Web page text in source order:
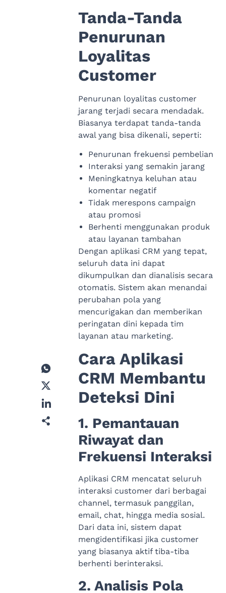
Tanda-Tanda
Penurunan
Loyalitas
Customer
Penurunan loyalitas customer
jarang terjadi secara mendadak.
Biasanya terdapat tanda-tanda
awal yang bisa dikenali, seperti:
Penurunan frekuensi pembelian
Interaksi yang semakin jarang
Meningkatnya keluhan atau
komentar negatif
Tidak merespons campaign
atau promosi
Berhenti menggunakan produk
atau layanan tambahan
Dengan aplikasi CRM yang tepat,
seluruh data ini dapat
dikumpulkan dan dianalisis secara
otomatis. Sistem akan menandai
perubahan pola yang
mencurigakan dan memberikan
peringatan dini kepada tim
layanan atau marketing.
Cara Aplikasi
CRM Membantu
Deteksi Dini
1. Pemantauan
Riwayat dan
Frekuensi Interaksi
Aplikasi CRM mencatat seluruh
interaksi customer dari berbagai
channel, termasuk panggilan,
email, chat, hingga media sosial.
Dari data ini, sistem dapat
mengidentifikasi jika customer
yang biasanya aktif tiba-tiba
berhenti berinteraksi.
2. Analisis Pola